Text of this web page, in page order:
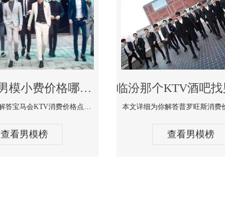
临汾KTV男模小费价格哪家便宜-宝马会KTV消费口碑点评
本文详细为你解答宝马会KTV消费价格点评，更多关于KTV男模小费价格哪家便宜免费咨询1333 867 6881微信同步！
查看男模榜 查看男模榜